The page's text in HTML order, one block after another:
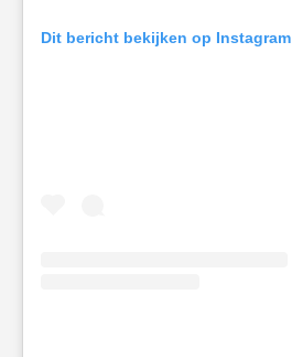
Dit bericht bekijken op Instagram